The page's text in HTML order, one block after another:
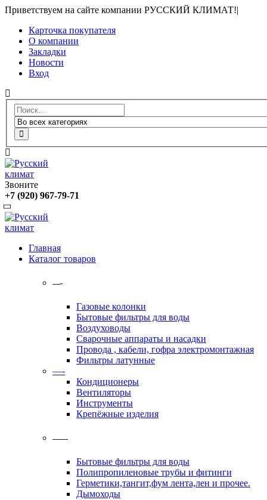
Приветствуем на сайте компании РУССКИЙ КЛИМАТ!|
Карточка покупателя
О компании
Закладки
Новости
Вход
Звоните
+7 (920) 967-79-71
Главная
Каталог товаров
—-
Газовые колонки
Бытовые фильтры для воды
Воздуховоды
Сварочные аппараты и насадки
Провода , кабели, гофра электромонтажная
Фильтры латунные
—-
Кондиционеры
Вентиляторы
Инструменты
Крепёжные изделия
——
Бытовые фильтры для воды
Полипропиленовые трубы и фитинги
Герметики,тангит,фум лента,лен и прочее.
Дымоходы